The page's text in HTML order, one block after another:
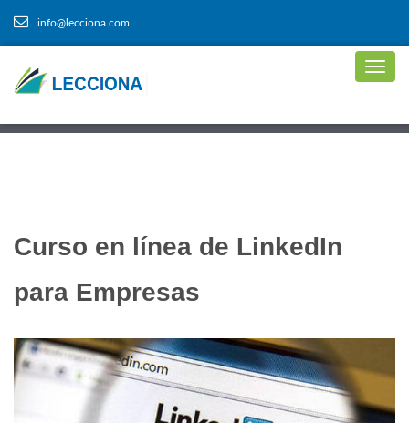
info@lecciona.com
Curso en línea de LinkedIn
para Empresas